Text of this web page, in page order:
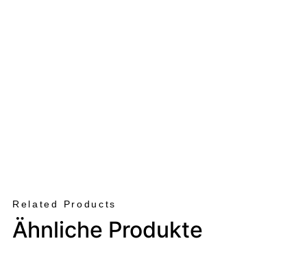
Related Products
Ähnliche Produkte